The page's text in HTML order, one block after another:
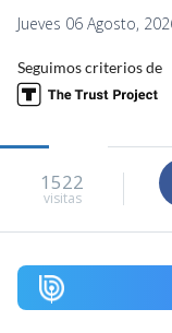
Jueves 06 Agosto,
Seguimos criterios de
1522
visitas